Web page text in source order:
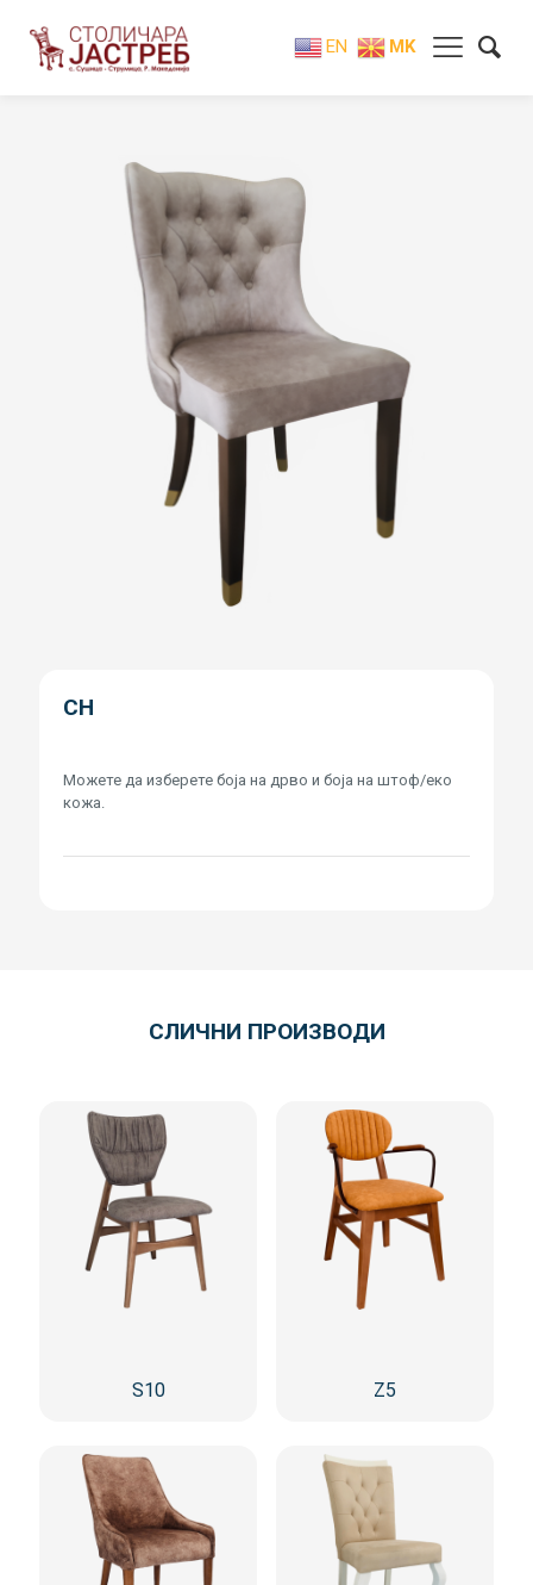
EN MK
CH
Можете да изберете боја на дрво и боја на штоф/еко
кожа.
СЛИЧНИ ПРОИЗВОДИ
S10 Z5